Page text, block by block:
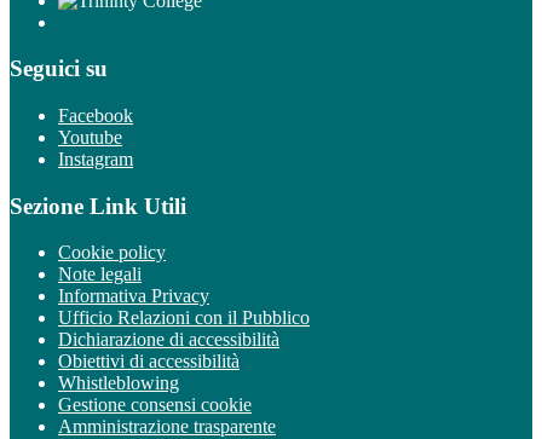
Seguici su
Facebook
Youtube
Instagram
Sezione Link Utili
Cookie policy
Note legali
Informativa Privacy
Ufficio Relazioni con il Pubblico
Dichiarazione di accessibilità
Obiettivi di accessibilità
Whistleblowing
Gestione consensi cookie
Amministrazione trasparente